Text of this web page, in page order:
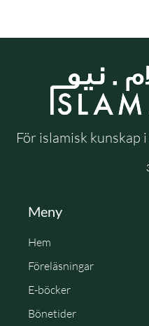
För islamisk kunskap
Meny
Hem
Föreläsningar
E-böcker
Bönetider